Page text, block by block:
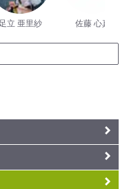
足立 亜里紗 佐藤 心真